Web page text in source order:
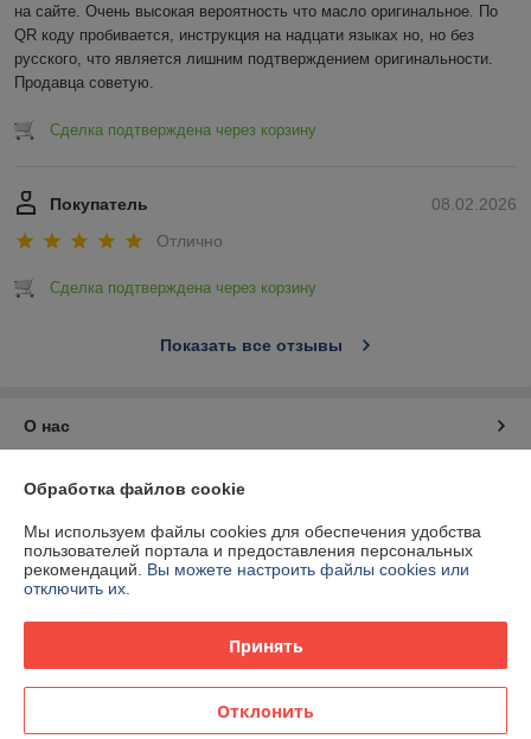
на сайте. Очень высокая вероятность что масло оригинальное. По
QR коду пробивается, инструкция на надцати языках но, но без
русского, что является лишним подтверждением оригинальности.
Продавца советую.
Сделка подтверждена через корзину
08.02.2026
Покупатель
Отлично
Сделка подтверждена через корзину
Показать все отзывы
О нас
Контакты
Доставка и оплата
График работы
Политика обработки cookies
Обработка файлов cookie
Мы используем файлы cookies для обеспечения удобства
пользователей портала и предоставления персональных
рекомендаций. Вы можете настроить файлы cookies или
отключить их.
Принять
Отклонить